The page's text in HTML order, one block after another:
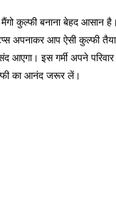
कुल्फी बनाना बेहद आसान
अपनाकर आप ऐसी कुल्फी
आएगा। इस गर्मी अपने
का आनंद जरूर लें।